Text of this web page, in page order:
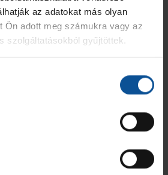
az adatokat más olyan
Ön adott meg számukra vagy az
szolgáltatásokból gyűjtöttek.
GÓL 7M 2 PERC SÁRGA
-